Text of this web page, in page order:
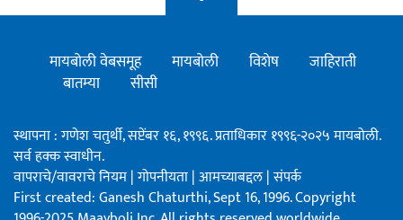
मायबोली वेबसमूह मायबोली विशेष
जाहिराती
बातम्या
सीसी
स्थापना : गणेश चतुर्थी, सप्टेंबर १६, १९९६. प्रताधिकार १९९६-२०२५ मायबोली.
सर्व हक्क स्वाधीन.
वापराचे/वावराचे नियम|गोपनीयता|आमच्याबद्दल|संपर्क
First created: Ganesh Chaturthi, Sept 16, 1996. Copyright